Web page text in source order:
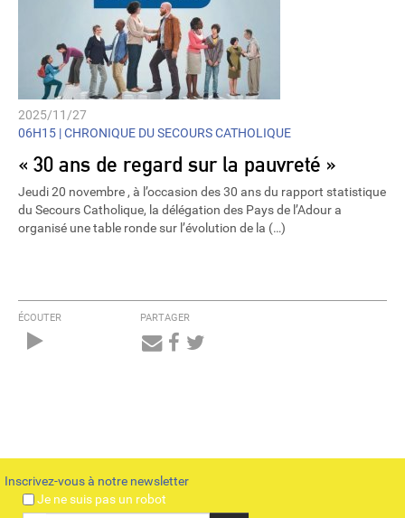
2025/11/27
06H15 |CHRONIQUE DU SECOURS CATHOLIQUE
« 30 ans de regard sur la pauvreté »
Jeudi 20 novembre , à l’occasion des 30 ans du rapport statistique
du Secours Catholique, la délégation des Pays de l’Adour a
organisé une table ronde sur l’évolution de la (…)
ÉCOUTER PARTAGER
Inscrivez-vous à notre newsletter
Je ne suis pas un robot